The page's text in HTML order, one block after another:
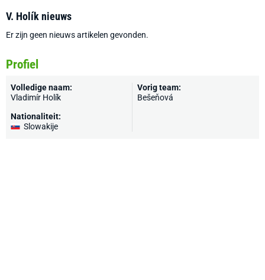
V. Holík nieuws
Er zijn geen nieuws artikelen gevonden.
Profiel
Volledige naam:
Vladimír Holík
Nationaliteit:
Slowakije
Vorig team:
Bešeňová